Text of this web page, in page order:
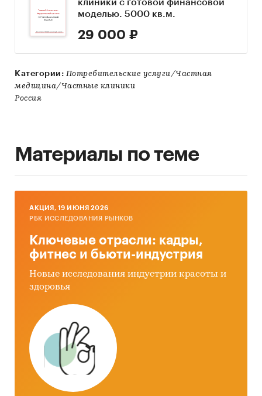
клиники с готовой финансовой
моделью. 5000 кв.м.
29 000 ₽
Категории: Потребительские услуги/Частная
медицина/Частные клиники
Россия
Материалы по теме
AКЦИЯ, 19 ИЮНЯ 2026
РБК ИССЛЕДОВАНИЯ РЫНКОВ
Ключевые отрасли: кадры,
фитнес и бьюти-индустрия
Новые исследования индустрии красоты и
здоровья